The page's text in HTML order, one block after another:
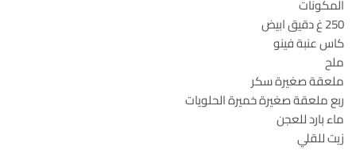
المكونات
250 غ دقيق ابيض
كاس عنبة فينو
ملح
ملعقة صغيرة سكر
ربع ملعقة صغيرة خميرة الحلويات
ماء بارد للعجن
زيت للقلي